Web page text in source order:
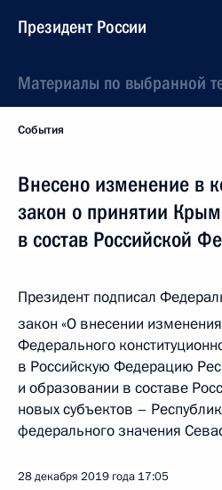
Президент России
Материалы по выбранной
События
Внесено изменение в
закон о принятии
в состав Российской
Президент подписал
закон «О внесении
Федерального
в Российскую Федерацию
и образовании в составе
новых субъектов –
федерального значения
28 декабря 2019 года 17:05